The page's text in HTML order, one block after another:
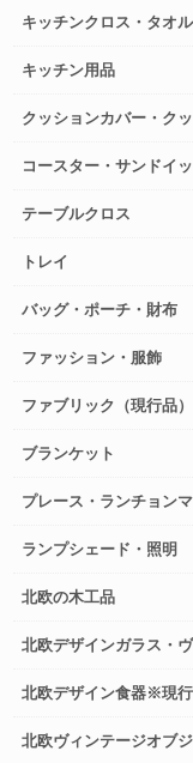
キッチンクロス・タオル
キッチン用品
クッションカバー・ク
コースター・サンドイ
テーブルクロス
トレイ
バッグ・ポーチ・財布
ファッション・服飾
ファブリック（現行品
ブランケット
プレース・ランチョン
ランプシェード・照明
北欧の木工品
北欧デザインガラス・
北欧デザイン食器※現
北欧ヴィンテージオブ